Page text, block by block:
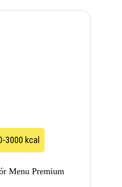
3000 kcal
Menu Premium